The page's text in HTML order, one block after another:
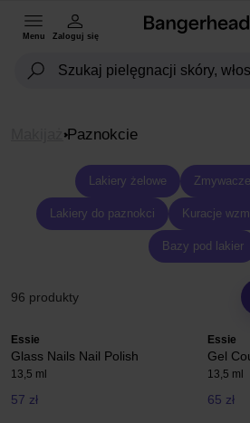
Menu Zaloguj się
Paznokcie
Lakiery żelowe
Lakiery do paznokci Kuracje
Bazy pod lakier
96 produkty
Essie
Glass Nails Nail Polish
13,5 ml
57 zł
Essie
Gel
13,5 ml
65 zł